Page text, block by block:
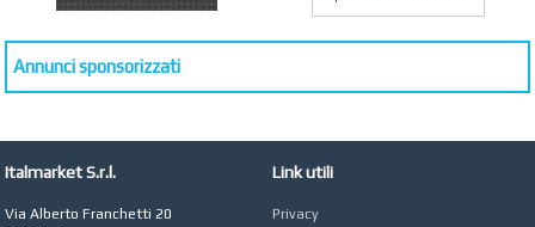
Vendita Arredo per
Antonella Micci,
Commercialista e
Revisore dei Conti a
Annunci sponsorizzati
Italmarket S.r.l.
Via Alberto Franchetti 20
Link utili
Privacy